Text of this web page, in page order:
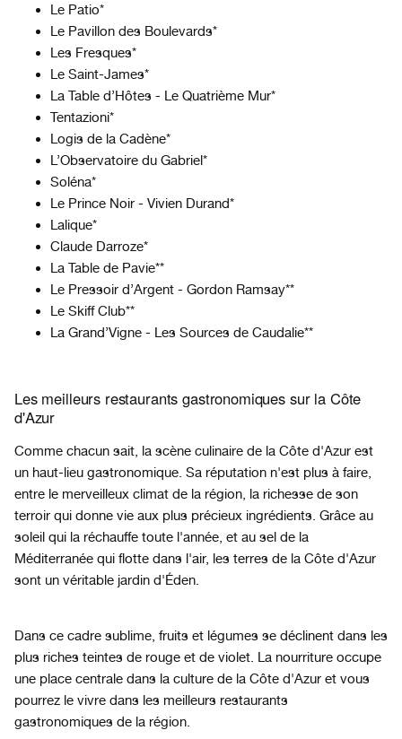
Le Patio*
Le Pavillon des Boulevards*
Les Fresques*
Le Saint-James*
La Table d’Hôtes - Le Quatrième Mur*
Tentazioni*
Logis de la Cadène*
L’Observatoire du Gabriel*
Soléna*
Le Prince Noir - Vivien Durand*
Lalique*
Claude Darroze*
La Table de Pavie**
Le Pressoir d’Argent - Gordon Ramsay**
Le Skiff Club**
La Grand’Vigne - Les Sources de Caudalie**
Les meilleurs restaurants gastronomiques sur la Côte
d'Azur
Comme chacun sait, la scène culinaire de la Côte d'Azur est
un haut-lieu gastronomique. Sa réputation n'est plus à faire,
entre le merveilleux climat de la région, la richesse de son
terroir qui donne vie aux plus précieux ingrédients. Grâce au
soleil qui la réchauffe toute l'année, et au sel de la
Méditerranée qui flotte dans l'air, les terres de la Côte d'Azur
sont un véritable jardin d'Éden.
Dans ce cadre sublime, fruits et légumes se déclinent dans les
plus riches teintes de rouge et de violet. La nourriture occupe
une place centrale dans la culture de la Côte d'Azur et vous
pourrez le vivre dans les meilleurs restaurants
gastronomiques de la région.